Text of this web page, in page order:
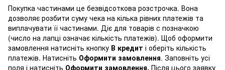
Покупка частинами це безвідсоткова розстрочка. Вона
дозволяє розбити суму чека на кілька рівних платежів та
виплачувати її частинами. Діє для товарів с позначкою
(число на лапці означає кількість платежів). Щоб оформити
замовлення натисніть кнопку В кредит і оберіть кількість
платежів. Натисніть Оформити замовлення. Заповніть усі
поля і натисніть Оформити замовлення. Після цього заявку